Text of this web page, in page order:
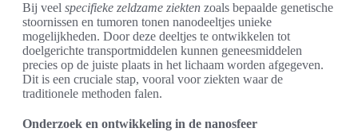
Bij veel specifieke zeldzame ziekten zoals bepaalde genetische
stoornissen en tumoren tonen nanodeeltjes unieke
mogelijkheden. Door deze deeltjes te ontwikkelen tot
doelgerichte transportmiddelen kunnen geneesmiddelen
precies op de juiste plaats in het lichaam worden afgegeven.
Dit is een cruciale stap, vooral voor ziekten waar de
traditionele methoden falen.
Onderzoek en ontwikkeling in de nanosfeer